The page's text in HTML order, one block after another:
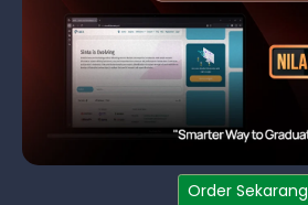
Order Sekarang